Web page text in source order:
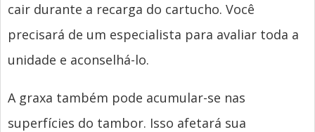
cair durante a recarga do cartucho. Você
precisará de um especialista para avaliar toda a
unidade e aconselhá-lo.
A graxa também pode acumular-se nas
superfícies do tambor. Isso afetará sua